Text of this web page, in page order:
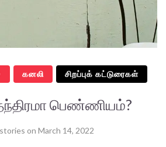
கனலி சிறப்புக் கட்டுரைகள்
பெண்ணியம்?
on March 14, 2022